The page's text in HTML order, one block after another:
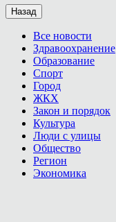
Назад
Все новости
Здравоохранение
Образование
Спорт
Город
ЖКХ
Закон и порядок
Культура
Люди с улицы
Общество
Регион
Экономика